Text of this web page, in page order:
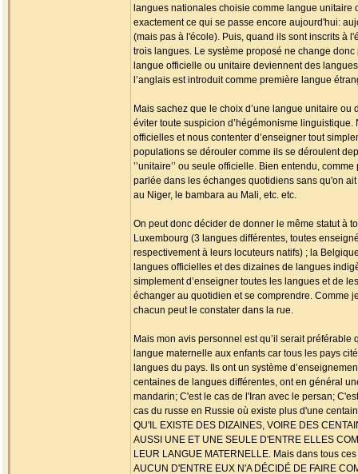
langues nationales choisie comme langue
exactement ce qui se passe encore aujourd'hui:
(mais pas à l'école). Puis, quand ils sont inscrits à
trois langues. Le système proposé ne change
langue officielle ou unitaire deviennent des
l’anglais est introduit comme première langue
Mais sachez que le choix d’une langue unitaire
éviter toute suspicion d’hégémonisme
officielles et nous contenter d’enseigner tout
populations se dérouler comme ils se déroulent
’’unitaire’’ ou seule officielle. Bien entendu,
parlée dans les échanges quotidiens sans qu'on
au Niger, le bambara au Mali, etc. etc.
On peut donc décider de donner le même statut à
Luxembourg (3 langues différentes, toutes
respectivement à leurs locuteurs natifs) ; la
langues officielles et des dizaines de langues
simplement d’enseigner toutes les langues et de
échanger au quotidien et se comprendre. Comme
chacun peut le constater dans la rue.
Mais mon avis personnel est qu’il serait
langue maternelle aux enfants car tous les pays
langues du pays. Ils ont un système
centaines de langues différentes, ont en général
mandarin; C'est le cas de l'Iran avec le persan;
cas du russe en Russie où existe plus d'une
QU'IL EXISTE DES DIZAINES, VOIRE DES
AUSSI UNE ET UNE SEULE D'ENTRE ELLES
LEUR LANGUE MATERNELLE. Mais dans tous
AUCUN D'ENTRE EUX N'A DÉCIDÉ DE FAIRE